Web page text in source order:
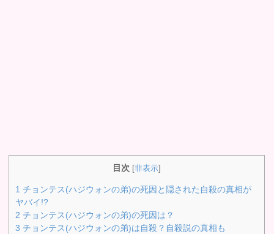
目次 [非表示]
1 チョンテス(ハジウォンの弟)の死因と隠された自殺の真相が
ヤバイ!?
2 チョンテス(ハジウォンの弟)の死因は？
3 チョンテス(ハジウォンの弟)は自殺？自殺説の真相も